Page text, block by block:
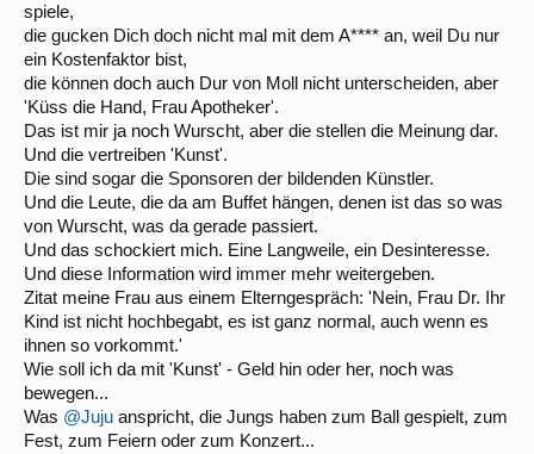
spiele,
die gucken Dich doch nicht mal mit dem A**** an, weil Du nur
ein Kostenfaktor bist,
die können doch auch Dur von Moll nicht unterscheiden, aber
'Küss die Hand, Frau Apotheker'.
Das ist mir ja noch Wurscht, aber die stellen die Meinung dar.
Und die vertreiben 'Kunst'.
Die sind sogar die Sponsoren der bildenden Künstler.
Und die Leute, die da am Buffet hängen, denen ist das so was
von Wurscht, was da gerade passiert.
Und das schockiert mich. Eine Langweile, ein Desinteresse.
Und diese Information wird immer mehr weitergeben.
Zitat meine Frau aus einem Elterngespräch: 'Nein, Frau Dr. Ihr
Kind ist nicht hochbegabt, es ist ganz normal, auch wenn es
ihnen so vorkommt.'
Wie soll ich da mit 'Kunst' - Geld hin oder her, noch was
bewegen...
Was @Juju anspricht, die Jungs haben zum Ball gespielt, zum
Fest, zum Feiern oder zum Konzert...